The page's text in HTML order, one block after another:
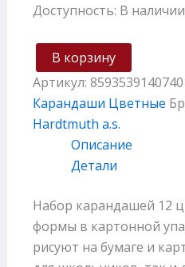
Доступность: В наличии
В корзину
Артикул: 8593539140740
Карандаши Цветные
Hardtmuth a.s.
Описание
Детали
Набор карандашей 12
формы в картонной
рисуют на бумаге и